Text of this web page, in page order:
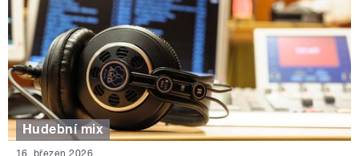
Hudební mix
16. březen 2026